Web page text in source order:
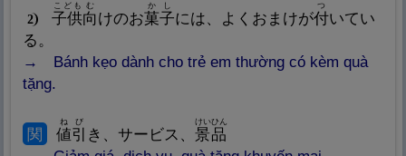
2 子供
Nghĩa: Tùy tùng, hầu hạ, dâng
こども
向
む
けのお菓子
かし
には、よくおまけが付
つ
いてい
る。
Bánh kẹo dành cho trẻ em thường có kèm quà
tặng.
関 値引
ねび
き、サービス、 景品
けいひん